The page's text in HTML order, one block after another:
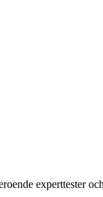
experttester